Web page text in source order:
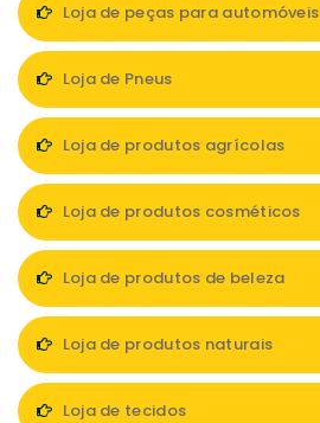
Loja de peças para automóveis
Loja de Pneus
Loja de produtos agrícolas
Loja de produtos cosméticos
Loja de produtos de beleza
Loja de produtos naturais
Loja de tecidos